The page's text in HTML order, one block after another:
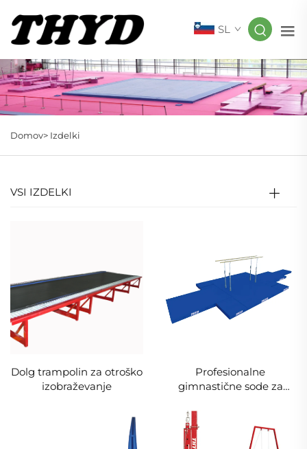
SL
Domov> Izdelki
VSI IZDELKI
Dolg trampolin za otroško
izobraževanje
Profesionalne
gimnastične sode za
paralelne sode Sport in
zabava Izdelek